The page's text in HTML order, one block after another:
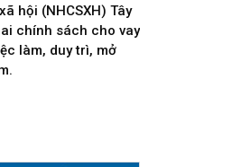
hội (NHCSXH) Tây
chính sách cho vay
làm, duy trì, mở